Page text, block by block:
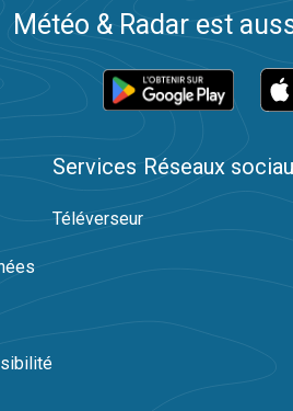
Météo & Radar est
Services
Téléverseur
Réseaux